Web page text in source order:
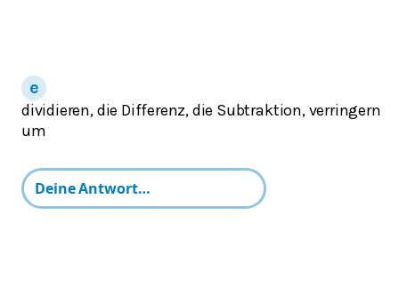
dividieren, die Differenz, die Subtraktion, verringern
um